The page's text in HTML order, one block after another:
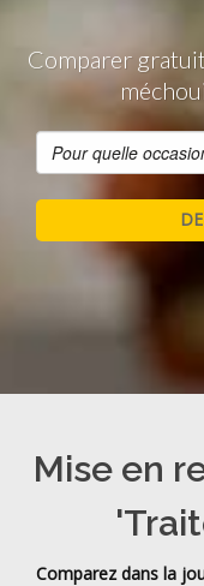
Comparer
Mise en
Comparez dans la